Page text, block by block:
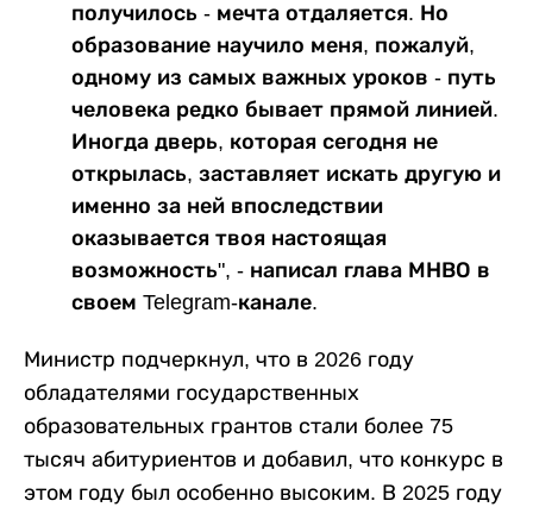
получилось - мечта отдаляется. Но
образование научило меня, пожалуй,
одному из самых важных уроков - путь
человека редко бывает прямой линией.
Иногда дверь, которая сегодня не
открылась, заставляет искать другую и
именно за ней впоследствии
оказывается твоя настоящая
возможность", - написал глава МНВО в
своем Telegram-канале.
Министр подчеркнул, что в 2026 году
обладателями государственных
образовательных грантов стали более 75
тысяч абитуриентов и добавил, что конкурс в
этом году был особенно высоким. В 2025 году